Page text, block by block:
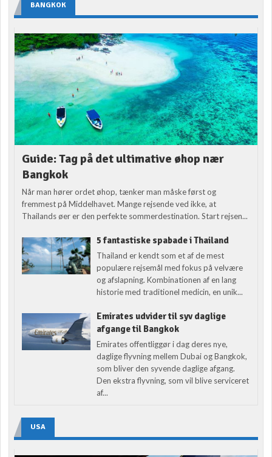
BANGKOK
Guide: Tag på det ultimative øhop nær
Bangkok
Når man hører ordet øhop, tænker man måske først og
fremmest på Middelhavet. Mange rejsende ved ikke, at
Thailands øer er den perfekte sommerdestination. Start rejsen...
5 fantastiske spabade i Thailand
Thailand er kendt som et af de mest
populære rejsemål med fokus på velvære
og afslapning. Kombinationen af en lang
historie med traditionel medicin, en unik...
Emirates udvider til syv daglige
afgange til Bangkok
Emirates offentliggør i dag deres nye,
daglige flyvning mellem Dubai og Bangkok,
som bliver den syvende daglige afgang.
Den ekstra flyvning, som vil blive serviceret
af...
USA